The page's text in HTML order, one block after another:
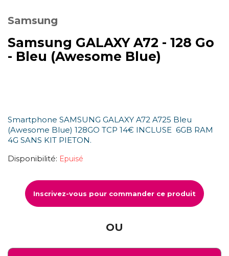
Samsung
Samsung GALAXY A72 - 128 Go
- Bleu (Awesome Blue)
Smartphone SAMSUNG GALAXY A72 A725 Bleu
(Awesome Blue) 128GO TCP 14€ INCLUSE 6GB RAM
4G SANS KIT PIETON.
Disponibilité: Epuisé
Inscrivez-vous pour commander ce produit
OU